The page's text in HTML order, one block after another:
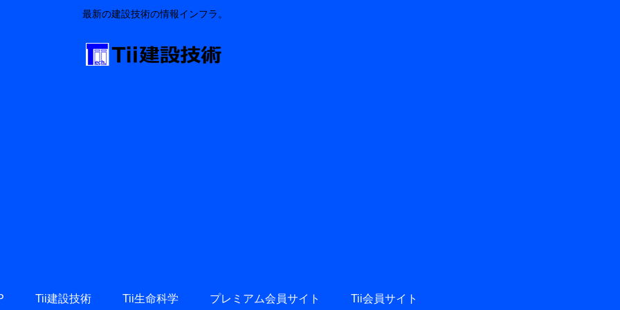
最新の建設技術の情報インフラ。
Tii建設技術 Tii生命科学 プレミアム会員サイト Tii会員サイト